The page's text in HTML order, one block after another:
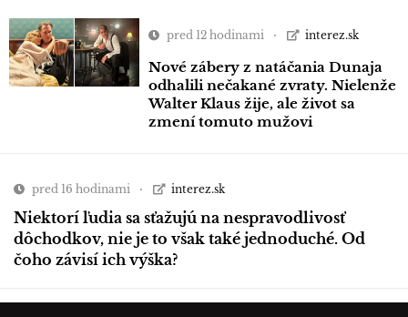
pred 12 hodinami interez.sk
Nové zábery z natáčania Dunaja
odhalili nečakané zvraty. Nielenže
Walter Klaus žije, ale život sa
zmení tomuto mužovi
pred 16 hodinami interez.sk
Niektorí ľudia sa sťažujú na nespravodlivosť
dôchodkov, nie je to však také jednoduché. Od
čoho závisí ich výška?